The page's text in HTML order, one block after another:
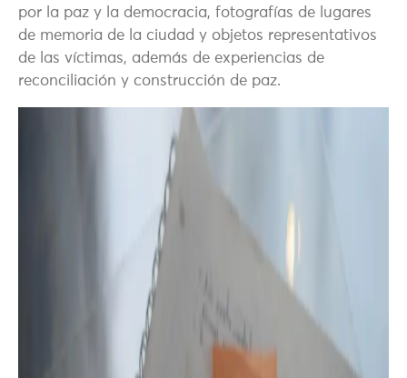
por la paz y la democracia, fotografías de lugares
de memoria de la ciudad y objetos representativos
de las víctimas, además de experiencias de
reconciliación y construcción de paz.